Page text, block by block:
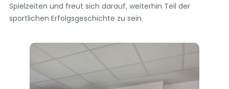
Spielzeiten und freut sich darauf, weiterhin Teil der
sportlichen Erfolgsgeschichte zu sein.